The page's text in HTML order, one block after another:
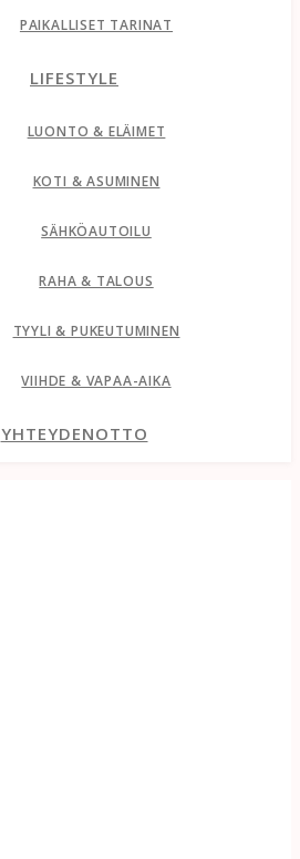
PAIKALLISET TARINAT
LIFESTYLE
LUONTO & ELÄIMET
KOTI & ASUMINEN
SÄHKÖAUTOILU
RAHA & TALOUS
TYYLI & PUKEUTUMINEN
VIIHDE & VAPAA-AIKA
YHTEYDENOTTO